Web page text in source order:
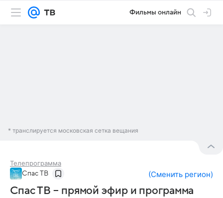
Фильмы онлайн
* транслируется московская сетка вещания
Телепрограмма
Спас ТВ (Сменить регион)
Спас ТВ – прямой эфир и программа